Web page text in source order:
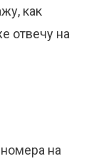
как
отвечу на
на